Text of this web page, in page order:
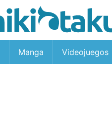
Manga Videojuegos